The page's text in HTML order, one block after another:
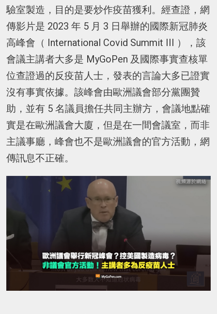
驗室製造，目的是要炒作疫苗獲利。經查證，網
傳影片是 2023 年 5 月 3 日舉辦的國際新冠肺炎
高峰會（ International Covid Summit III ），該
會議主講者大多是 MyGoPen 及國際事實查核單
位查證過的反疫苗人士，發表的言論大多已證實
沒有事實依據。該峰會由歐洲議會部分黨團贊
助，並有 5 名議員擔任共同主辦方，會議地點確
實是在歐洲議會大廈，但是在一間會議室，而非
主議事廳，峰會也不是歐洲議會的官方活動，網
傳訊息不正確。